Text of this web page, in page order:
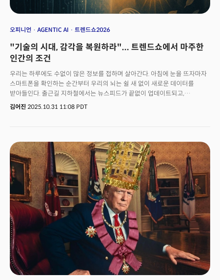
오피니언 AGENTIC AI 트렌드쇼2026
"기술의 시대, 감각을 복원하라"... 트렌드쇼에서 마주한
인간의 조건
우리는 하루에도 수없이 많은 정보를 접하며 살아간다. 아침에 눈을 뜨자마자
스마트폰을 확인하는 순간부터 우리의 뇌는 쉴 새 없이 새로운 데이터를
받아들인다. 출근길 지하철에서는 뉴스피드가 끝없이 업데이트되고,
점심시간에 확인한 기술 트렌드는 저녁이 되면 벌써 낡은 이야기가 된다. 퇴근
많아진다고 해서 우리의 이해가 깊어지는 것은 아니다. 오히려 역설적이게도,
더 많이 알수록 우리는 덜 이해하게 되고, 더 많이 접할수록 덜 기억하게 된다.
정보는 지식이 되고, 지식은 다시 데이터가 되어 우리 의식 저편으로 사라진다.
그 과정에서 정작 중요한 것들 - 느낌과 감정, 그리고 의미는 증발해버린다.
눈을 뜨면 새로운 AI 모델이 발표되고, 뉴스를 넘기기도 전에 또 다른 기술이
등장하며, 식사 사이에도 세상은 몇 번이고 업데이트된다. ChatGPT가 출시된
지 2년이 조금 넘었을 뿐인데, 우리는 이미 GPT-4, GPT-4o, o1, 그리고 곧
출시될 GPT-5에 대해 이야기한다. Gemini, Claude, Llama가 경쟁하고,
매일같이 새로운 AI 스타트업이 등장한다. 양자컴퓨팅, 뇌-컴퓨터 인터페이스,
합성생물학까지. 기술의 발전 속도는 이미 인간의 기억 능력을 훨씬 앞질렀다.
사유의 깊이는 효율성의 논리에 압도당하고 있다. 우리는 더 이상 한 가지
주제에 오래 머물지 않는다. 깊이 생각하기보다는 빠르게 소비하고, 천천히
음미하기보다는 다음 콘텐츠로 넘어간다. 북마크는 쌓여가지만 다시 읽는
글은 드물고, 저장한 링크는 많지만 실제로 적용하는 지식은 적다. 우리의 뇌는
김어진 2025.10.31 11:08 PDT